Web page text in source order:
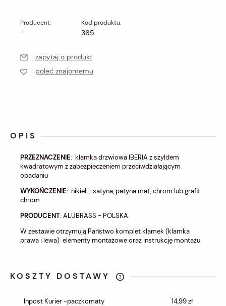
Producent:
-
Kod produktu:
365
zapytaj o produkt
poleć znajomemu
OPIS
PRZEZNACZENIE: klamka drzwiowa IBERIA z szyldem
kwadratowym z zabezpieczeniem przeciwdziałającym
opadaniu
WYKOŃCZENIE: nikiel - satyna, patyna mat, chrom lub grafit
chrom
PRODUCENT: ALUBRASS - POLSKA
W zestawie otrzymują Państwo komplet klamek (klamka
prawa i lewa) elementy montażowe oraz instrukcję montażu
KOSZTY DOSTAWY
KOSZTÓW PŁATNOŚCI
Inpost Kurier -paczkomaty 14,99 zł